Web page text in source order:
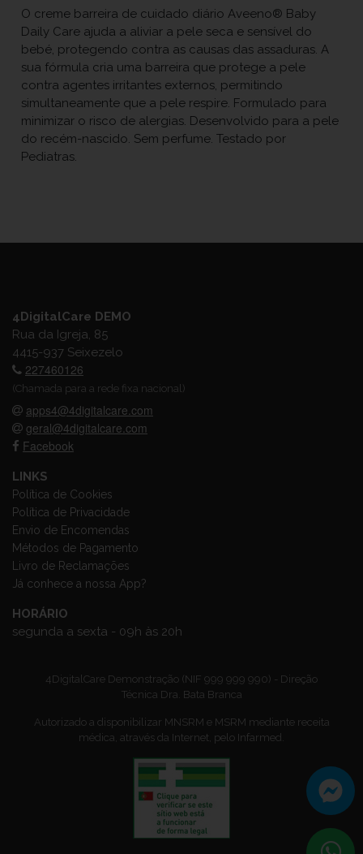
O creme barreira de cuidado diário Aveeno® Baby
Daily Care ajuda a aliviar a pele seca e sensível do
bebé, protegendo contra as causas das assaduras. A
sua fórmula cria uma barreira que protege a pele
contra agentes irritantes externos, permitindo
simultaneamente que a pele respire. Formulado para
minimizar o risco de alergias. Desenvolvido para a pele
do recém-nascido. Sem perfume. Testado por
Pediatras.
4DigitalCare DEMO
Rua da Igreja, 85
4415-937 Seixezelo
227460126
(Chamada para a rede fixa nacional)
apps4@4digitalcare.com
geral@4digitalcare.com
Facebook
LINKS
Política de Cookies
Política de Privacidade
Envio de Encomendas
Métodos de Pagamento
Livro de Reclamações
Já conhece a nossa App?
HORÁRIO
segunda a sexta - 09h às 20h
4DigitalCare Demonstração (NIF 999 999 990) - Direção
Técnica Dra. Bata Branca
Autorizado a disponibilizar MNSRM e MSRM mediante receita
médica, através da Internet, pelo Infarmed.